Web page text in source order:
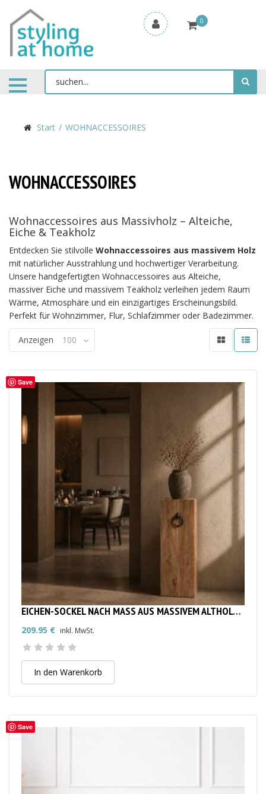
0
Start WOHNACCESSOIRES
WOHNACCESSOIRES
Wohnaccessoires aus Massivholz – Alteiche,
Eiche & Teakholz
Entdecken Sie stilvolle Wohnaccessoires aus massivem Holz
mit natürlicher Ausstrahlung und hochwertiger Verarbeitung.
Unsere handgefertigten Wohnaccessoires aus Alteiche,
massiver Eiche und massivem Teakholz verleihen jedem Raum
Wärme, Atmosphäre und ein einzigartiges Erscheinungsbild.
Perfekt für Wohnzimmer, Flur, Schlafzimmer oder Badezimmer.
Anzeigen 100
Save
EICHEN-SOCKEL NACH MASS AUS MASSIVEM ALTHOLZ | MASSIVE HOLZSÄULE & DEKOSÄULE
209.95 € inkl. MwSt.
In den Warenkorb
Save